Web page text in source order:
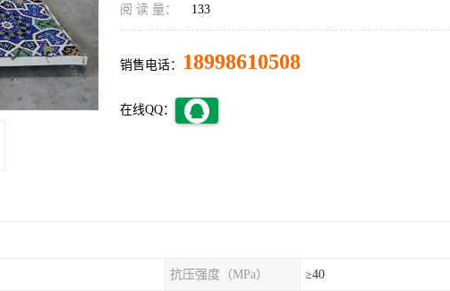
阅 读 量： 133
销售电话： 18998610508
在线QQ：
抗压强度（MPa） ≥40